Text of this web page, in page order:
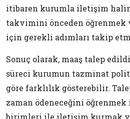
itibaren kurumla iletişim
takvimini önceden öğrenmek
için gerekli adımları takip
Sonuç olarak, maaş talep
süreci kurumun tazminat
göre farklılık gösterebilir.
zaman ödeneceğini
birimleri ile iletişim kurmak